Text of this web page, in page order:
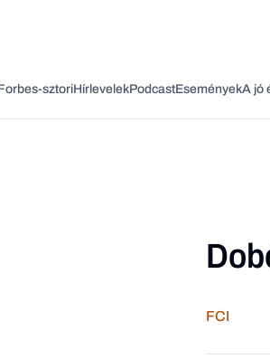
Vagy
sztoriHírlevelekPodcastEseményekA jó
FCI